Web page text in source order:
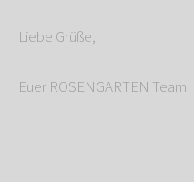
Liebe Grüße,
Euer ROSENGARTEN Team